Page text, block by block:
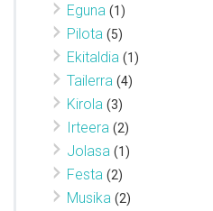
Eguna (1)
Pilota (5)
Ekitaldia (1)
Tailerra (4)
Kirola (3)
Irteera (2)
Jolasa (1)
Festa (2)
Musika (2)